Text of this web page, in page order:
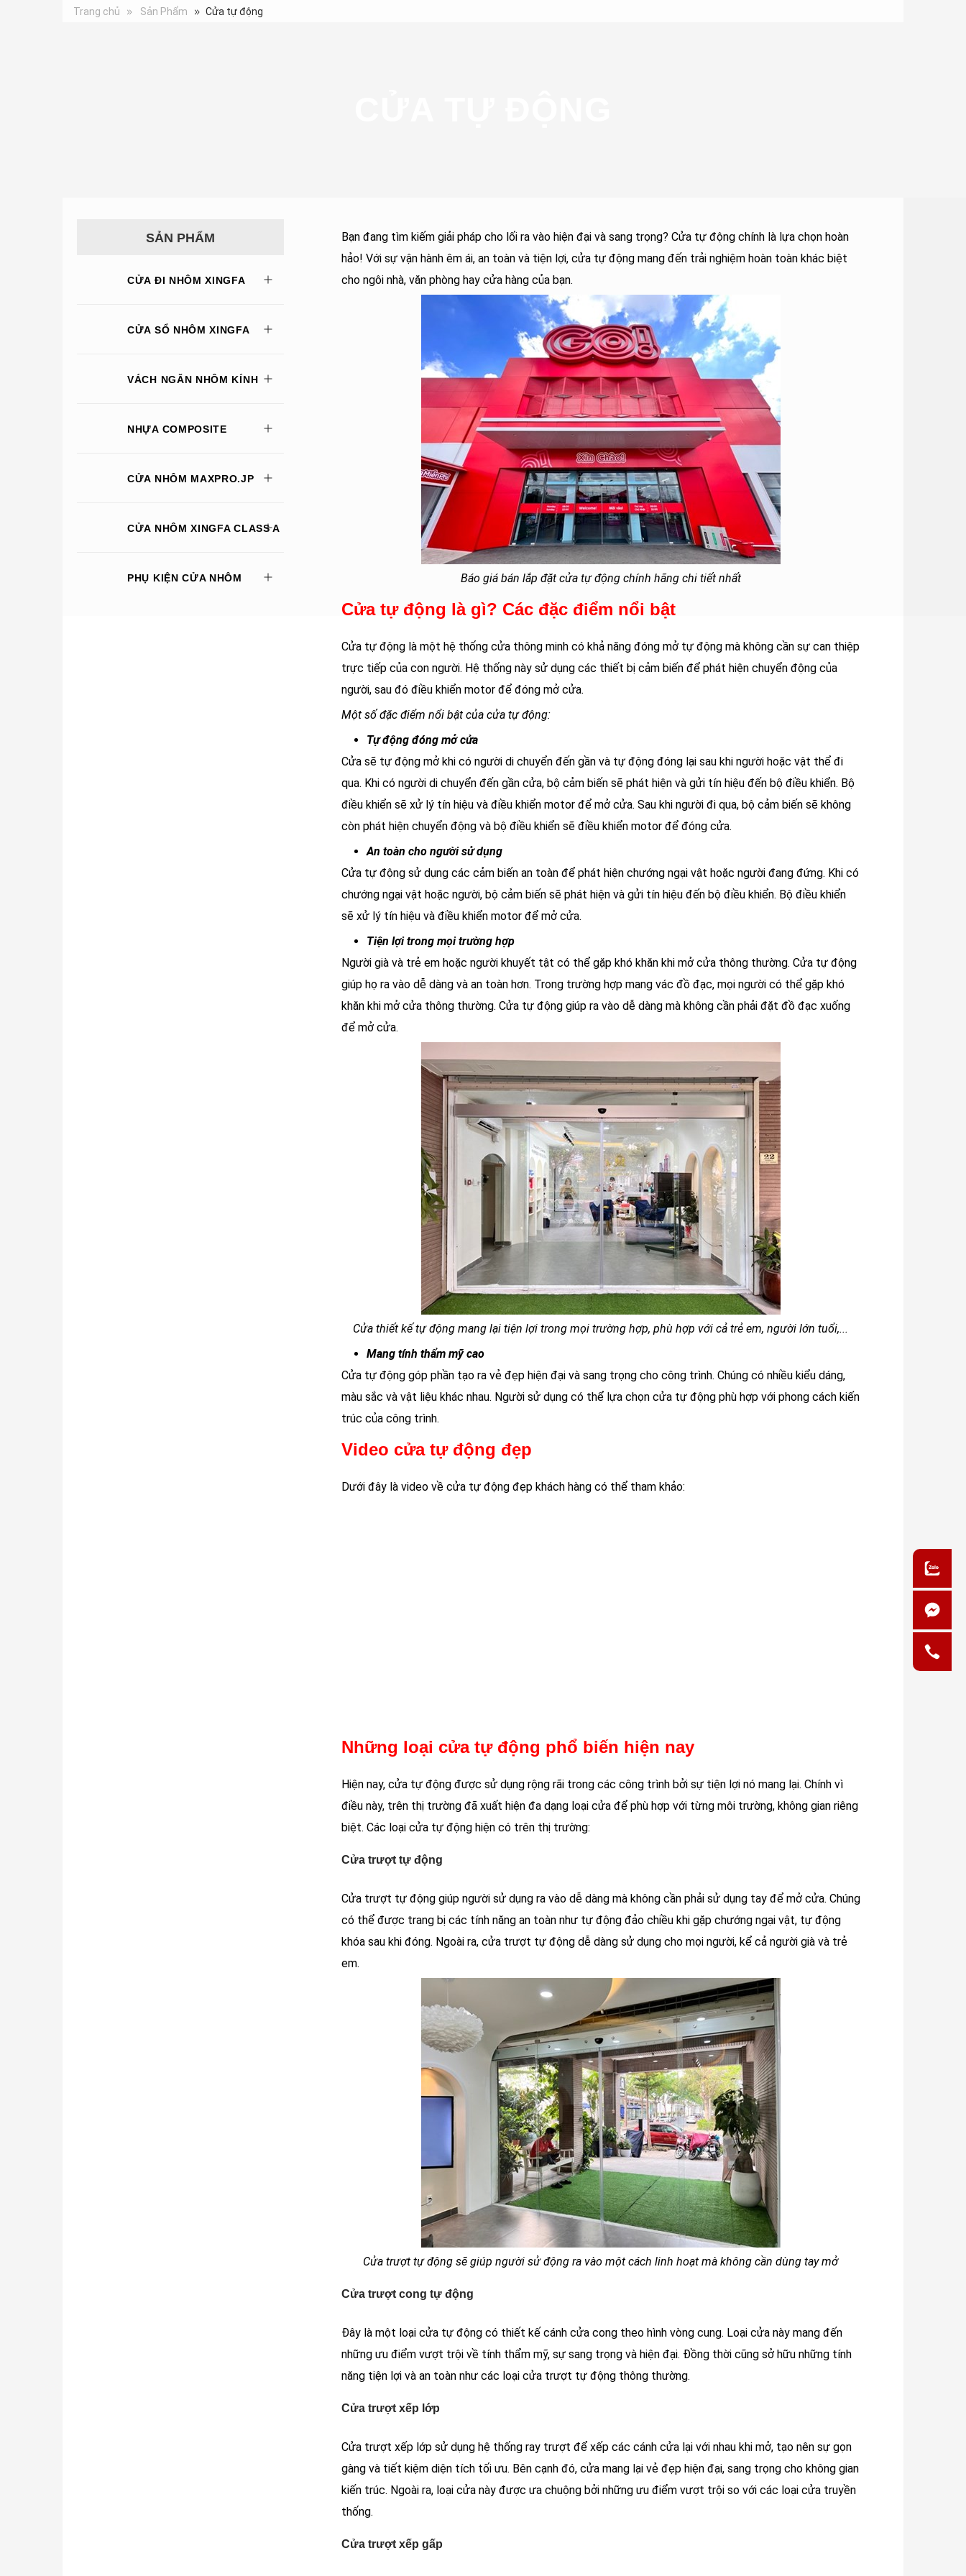
Trang chủ Sản Phẩm Cửa tự động
SẢN PHẨM
CỬA ĐI NHÔM XINGFA
CỬA SỔ NHÔM XINGFA
VÁCH NGĂN NHÔM KÍNH
NHỰA COMPOSITE
CỬA NHÔM MAXPRO.JP
CỬA NHÔM XINGFA CLASS A
PHỤ KIỆN CỬA NHÔM
Bạn đang tìm kiếm giải pháp cho lối ra vào hiện đại và sang trọng? Cửa tự động chính là lựa chọn hoàn
hảo! Với sự vận hành êm ái, an toàn và tiện lợi, cửa tự động mang đến trải nghiệm hoàn toàn khác biệt
cho ngôi nhà, văn phòng hay cửa hàng của bạn.
Báo giá bán lắp đặt cửa tự động chính hãng chi tiết nhất
Cửa tự động là gì? Các đặc điểm nổi bật
Cửa tự động là một hệ thống cửa thông minh có khả năng đóng mở tự động mà không cần sự can thiệp
trực tiếp của con người. Hệ thống này sử dụng các thiết bị cảm biến để phát hiện chuyển động của
người, sau đó điều khiển motor để đóng mở cửa.
Một số đặc điểm nổi bật của cửa tự động:
Tự động đóng mở cửa
Cửa sẽ tự động mở khi có người di chuyển đến gần và tự động đóng lại sau khi người hoặc vật thể đi
qua. Khi có người di chuyển đến gần cửa, bộ cảm biến sẽ phát hiện và gửi tín hiệu đến bộ điều khiển. Bộ
điều khiển sẽ xử lý tín hiệu và điều khiển motor để mở cửa. Sau khi người đi qua, bộ cảm biến sẽ không
còn phát hiện chuyển động và bộ điều khiển sẽ điều khiển motor để đóng cửa.
An toàn cho người sử dụng
Cửa tự động sử dụng các cảm biến an toàn để phát hiện chướng ngại vật hoặc người đang đứng. Khi có
chướng ngại vật hoặc người, bộ cảm biến sẽ phát hiện và gửi tín hiệu đến bộ điều khiển. Bộ điều khiển
sẽ xử lý tín hiệu và điều khiển motor để mở cửa.
Tiện lợi trong mọi trường hợp
Người già và trẻ em hoặc người khuyết tật có thể gặp khó khăn khi mở cửa thông thường. Cửa tự động
giúp họ ra vào dễ dàng và an toàn hơn. Trong trường hợp mang vác đồ đạc, mọi người có thể gặp khó
khăn khi mở cửa thông thường. Cửa tự động giúp ra vào dễ dàng mà không cần phải đặt đồ đạc xuống
để mở cửa.
Cửa thiết kế tự động mang lại tiện lợi trong mọi trường hợp, phù hợp với cả trẻ em, người lớn tuổi,...
Mang tính thẩm mỹ cao
Cửa tự động góp phần tạo ra vẻ đẹp hiện đại và sang trọng cho công trình. Chúng có nhiều kiểu dáng,
màu sắc và vật liệu khác nhau. Người sử dụng có thể lựa chọn cửa tự động phù hợp với phong cách kiến
trúc của công trình.
Video cửa tự động đẹp
Dưới đây là video về cửa tự động đẹp khách hàng có thể tham khảo:
Những loại cửa tự động phổ biến hiện nay
Hiện nay, cửa tự động được sử dụng rộng rãi trong các công trình bởi sự tiện lợi nó mang lại. Chính vì
điều này, trên thị trường đã xuất hiện đa dạng loại cửa để phù hợp với từng môi trường, không gian riêng
biệt. Các loại cửa tự động hiện có trên thị trường:
Cửa trượt tự động
Cửa trượt tự động giúp người sử dụng ra vào dễ dàng mà không cần phải sử dụng tay để mở cửa. Chúng
có thể được trang bị các tính năng an toàn như tự động đảo chiều khi gặp chướng ngại vật, tự động
khóa sau khi đóng. Ngoài ra, cửa trượt tự động dễ dàng sử dụng cho mọi người, kể cả người già và trẻ
em.
Cửa trượt tự động sẽ giúp người sử động ra vào một cách linh hoạt mà không cần dùng tay mở
Cửa trượt cong tự động
Đây là một loại cửa tự động có thiết kế cánh cửa cong theo hình vòng cung. Loại cửa này mang đến
những ưu điểm vượt trội về tính thẩm mỹ, sự sang trọng và hiện đại. Đồng thời cũng sở hữu những tính
năng tiện lợi và an toàn như các loại cửa trượt tự động thông thường.
Cửa trượt xếp lớp
Cửa trượt xếp lớp sử dụng hệ thống ray trượt để xếp các cánh cửa lại với nhau khi mở, tạo nên sự gọn
gàng và tiết kiệm diện tích tối ưu. Bên cạnh đó, cửa mang lại vẻ đẹp hiện đại, sang trọng cho không gian
kiến trúc. Ngoài ra, loại cửa này được ưa chuộng bởi những ưu điểm vượt trội so với các loại cửa truyền
thống.
Cửa trượt xếp gấp